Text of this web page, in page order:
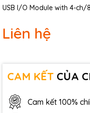
USB I/O Module with 4-
Liên hệ
CAM KẾT CỦA
Cam kết 100%